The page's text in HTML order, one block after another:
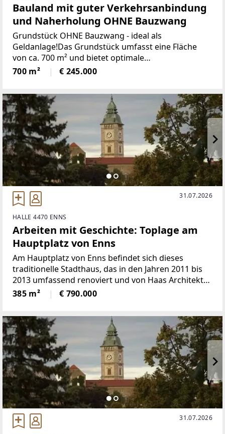
Bauland mit guter Verkehrsanbindung
und Naherholung OHNE Bauzwang
Grundstück OHNE Bauzwang - ideal als
Geldanlage!Das Grundstück umfasst eine Fläche
von ca. 700 m² und bietet optimale
Voraussetzungen für den Bau eines Wohnhauses.
Es befindet sich in verkehrsgünstiger Lage.Der
700 m² € 245.000
31.07.2026
HALLE 4470 ENNS
Arbeiten mit Geschichte: Toplage am
Hauptplatz von Enns
Am Hauptplatz von Enns befindet sich dieses
traditionelle Stadthaus, das in den Jahren 2011 bis
2013 umfassend renoviert und von Haas Architektur
geplant wurde. Die Immobilie vereint historische
Substanz mit moderner Technik und präsentiert
385 m² € 790.000
31.07.2026